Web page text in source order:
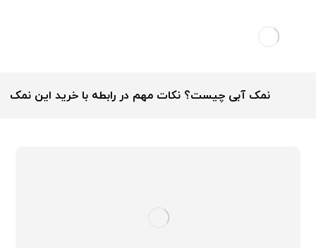
نمک آبی چیست؟ نکات مهم در رابطه با خرید این نمک